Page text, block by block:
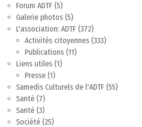
Forum ADTF (5)
Galerie photos (5)
L'association: ADTF (372)
Activités citoyennes (333)
Publications (11)
Liens utiles (1)
Presse (1)
Samedis Culturels de l'ADTF (55)
Santé (7)
Santé (3)
Société (25)